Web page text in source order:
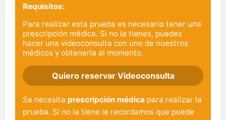
Requisitos:
Para realizar esta prueba es necesario tener una
prescripción médica. Si no la tienes, puedes
hacer una videoconsulta con uno de nuestros
médicos y obtenerla al momento.
Quiero reservar Videoconsulta
Se necesita prescripción médica para realizar la
prueba. Si no la tiene le recordamos que puede